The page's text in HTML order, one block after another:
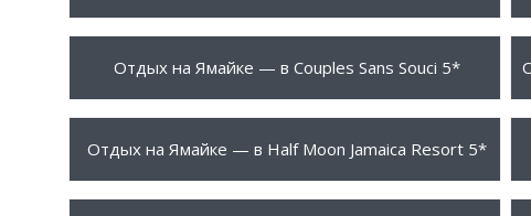
1599 $ ПОДРОБНЕЕ
Отдых на Ямайке — в Couples Sans Souci 5*
1799 $ ПОДРОБНЕЕ
Отдых на Ямайке — в Half Moon Jamaica Resort 5*